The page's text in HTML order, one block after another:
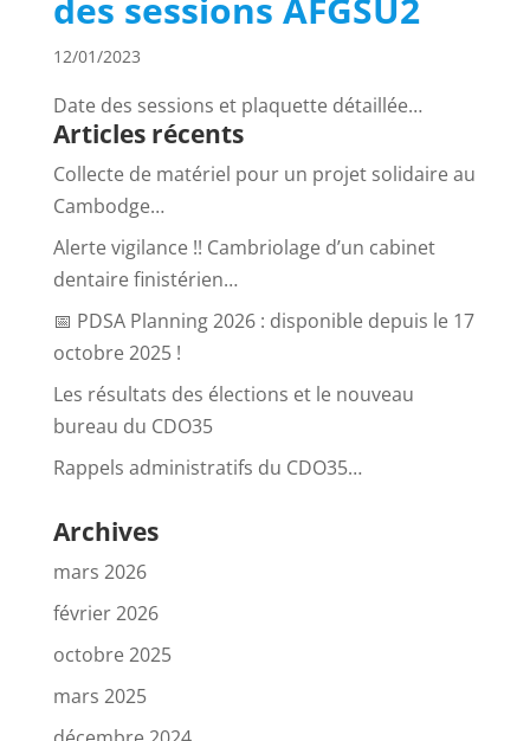
des sessions AFGSU2
12/01/2023
Date des sessions et plaquette détaillée…
Articles récents
Collecte de matériel pour un projet solidaire au
Cambodge…
Alerte vigilance !! Cambriolage d’un cabinet
dentaire finistérien…
📅 PDSA Planning 2026 : disponible depuis le 17
octobre 2025 !
Les résultats des élections et le nouveau
bureau du CDO35
Rappels administratifs du CDO35…
Archives
mars 2026
février 2026
octobre 2025
mars 2025